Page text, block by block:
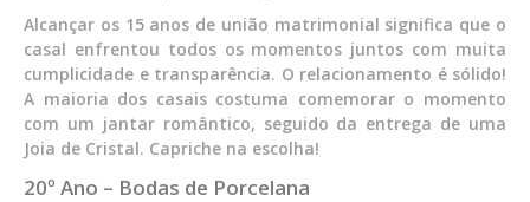
Alcançar os 15 anos de união matrimonial significa que o
casal enfrentou todos os momentos juntos com muita
cumplicidade e transparência. O relacionamento é sólido!
A maioria dos casais costuma comemorar o momento
com um jantar romântico, seguido da entrega de uma
Joia de Cristal. Capriche na escolha!
20º Ano – Bodas de Porcelana